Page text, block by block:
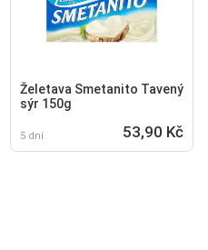
Želetava Smetanito Tavený
sýr 150g
5 dní 53,90 Kč